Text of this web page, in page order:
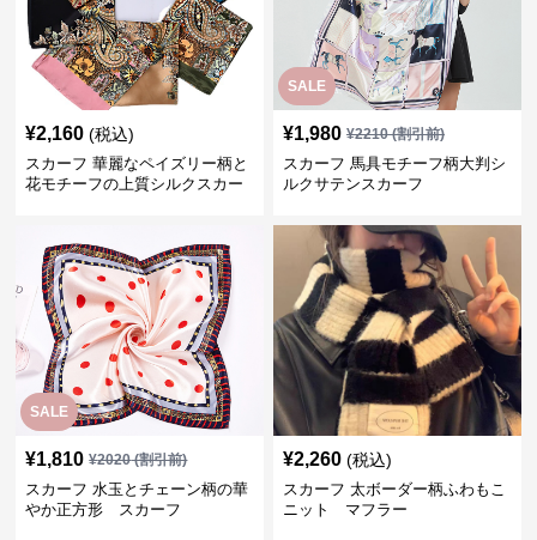
¥2,160 (税込)
スカーフ 華麗なペイズリー柄と
花モチーフの上質シルクスカー
SALE
¥1,980 ¥2210(割引前)
スカーフ 馬具モチーフ柄大判シ
ルクサテンスカーフ
SALE
¥1,810 ¥2020(割引前)
スカーフ 水玉とチェーン柄の華
やか正方形 スカーフ
¥2,260 (税込)
スカーフ 太ボーダー柄ふわもこ
ニット マフラー